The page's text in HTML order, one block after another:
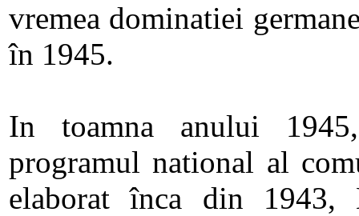
vremea dominatiei
în 1945.
In toamna anului 1945,
programul national al
elaborat înca din 1943,